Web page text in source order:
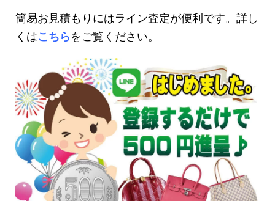
簡易お見積もりにはライン査定が便利です。詳し
くはこちらをご覧ください。